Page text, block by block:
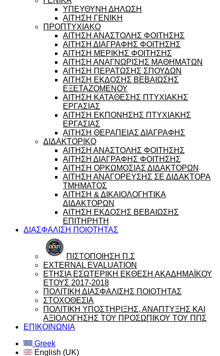
ΥΠΕΥΘΥΝΗ ΔΗΛΩΣΗ
ΑΙΤΗΣΗ ΓΕΝΙΚΗ
ΠΡΟΠΤΥΧΙΑΚΟ
ΑΙΤΗΣΗ ΑΝΑΣΤΟΛΗΣ ΦΟΙΤΗΣΗΣ
ΑΙΤΗΣΗ ΔΙΑΓΡΑΦΗΣ ΦΟΙΤΗΣΗΣ
ΑΙΤΗΣΗ ΜΕΡΙΚΗΣ ΦΟΙΤΗΣΗΣ
ΑΙΤΗΣΗ ΑΝΑΓΝΩΡΙΣΗΣ ΜΑΘΗΜΑΤΩΝ
ΑΙΤΗΣΗ ΠΕΡΑΤΩΣΗΣ ΣΠΟΥΔΩΝ
ΑΙΤΗΣΗ ΕΚΔΟΣΗΣ ΒΕΒΑΙΩΣΗΣ
ΕΞΕΤΑΖΟΜΕΝΟΥ
ΑΙΤΗΣΗ ΚΑΤΑΘΕΣΗΣ ΠΤΥΧΙΑΚΗΣ
ΕΡΓΑΣΙΑΣ
ΑΙΤΗΣΗ ΕΚΠΟΝΗΣΗΣ ΠΤΥΧΙΑΚΗΣ
ΕΡΓΑΣΙΑΣ
ΑΙΤΗΣΗ ΘΕΡΑΠΕΙΑΣ ΔΙΑΓΡΑΦΗΣ
ΔΙΔΑΚΤΟΡΙΚΟ
ΑΙΤΗΣΗ ΑΝΑΣΤΟΛΗΣ ΦΟΙΤΗΣΗΣ
ΑΙΤΗΣΗ ΔΙΑΓΡΑΦΗΣ ΦΟΙΤΗΣΗΣ
ΑΙΤΗΣΗ ΟΡΚΩΜΟΣΙΑΣ ΔΙΔΑΚΤΟΡΩΝ
ΑΙΤΗΣΗ ΑΝΑΓΟΡΕΥΣΗΣ ΣΕ ΔΙΔΑΚΤΟΡΑ
ΤΜΗΜΑΤΟΣ
ΑΙΤΗΣΗ & ΔΙΚΑΙΟΛΟΓΗΤΙΚΑ
ΔΙΔΑΚΤΟΡΩΝ
ΑΙΤΗΣΗ ΕΚΔΟΣΗΣ ΒΕΒΑΙΩΣΗΣ
ΕΠΙΤΗΡΗΤΗ
ΔΙΑΣΦΑΛΙΣΗ ΠΟΙΟΤΗΤΑΣ
ΠΙΣΤΟΠΟΙΗΣΗ Π.Σ
EXTERNAL EVALUATION
ΕΤΗΣΙΑ ΕΣΩΤΕΡΙΚΗ ΕΚΘΕΣΗ ΑΚΑΔΗΜΑΪΚΟΥ
ΕΤΟΥΣ 2017-2018
ΠΟΛΙΤΙΚΗ ΔΙΑΣΦΑΛΙΣΗΣ ΠΟΙΟΤΗΤΑΣ
ΣΤΟΧΟΘΕΣΙΑ
ΠΟΛΙΤΙΚΗ ΥΠΟΣΤΗΡΙΞΗΣ, ΑΝΑΠΤΥΞΗΣ ΚΑΙ
ΑΞΙΟΛΟΓΗΣΗΣ ΤΟΥ ΠΡΟΣΩΠΙΚΟΥ ΤΟΥ ΠΠΣ
ΕΠΙΚΟΙΝΩΝΙΑ
Greek
English (UK)